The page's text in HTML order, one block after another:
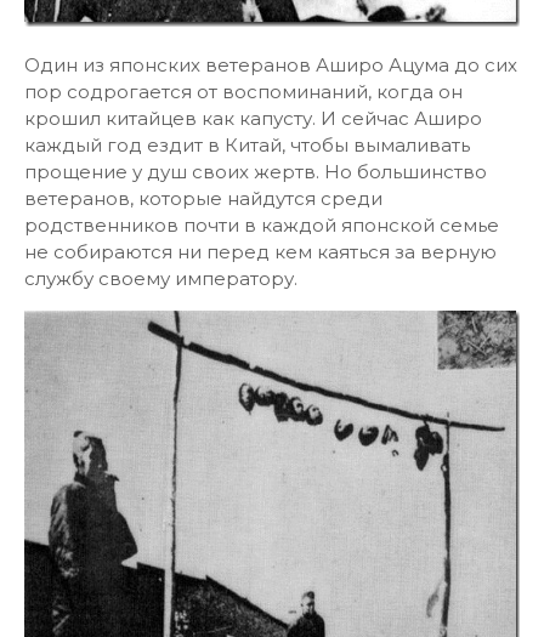
Один из японских ветеранов Аширо Ацума до сих
пор содрогается от воспоминаний, когда он
крошил китайцев как капусту. И сейчас Аширо
каждый год ездит в Китай, чтобы вымаливать
прощение у душ своих жертв. Но большинство
ветеранов, которые найдутся среди
родственников почти в каждой японской семье
не собираются ни перед кем каяться за верную
службу своему императору.